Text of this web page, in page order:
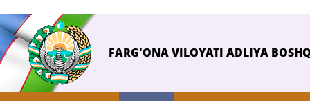
FARG'ONA VILOYATI ADLIYA